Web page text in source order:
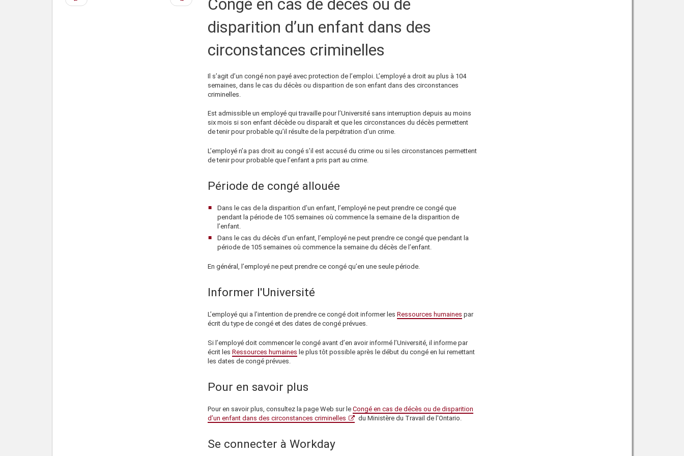
précédente
suivante
Congé en cas de décès ou de
disparition d’un enfant dans des
circonstances criminelles
Il s’agit d’un congé non payé avec protection de l’emploi. L’employé a droit au plus à 104
semaines, dans le cas du décès ou disparition de son enfant dans des circonstances
criminelles.
Est admissible un employé qui travaille pour l’Université sans interruption depuis au moins
six mois si son enfant décède ou disparaît et que les circonstances du décès permettent
de tenir pour probable qu’il résulte de la perpétration d’un crime.
L’employé n’a pas droit au congé s’il est accusé du crime ou si les circonstances permettent
de tenir pour probable que l’enfant a pris part au crime.
Période de congé allouée
Dans le cas de la disparition d’un enfant, l’employé ne peut prendre ce congé que
pendant la période de 105 semaines où commence la semaine de la disparition de
l’enfant.
Dans le cas du décès d’un enfant, l’employé ne peut prendre ce congé que pendant la
période de 105 semaines où commence la semaine du décès de l’enfant.
En général, l’employé ne peut prendre ce congé qu’en une seule période.
Informer l'Université
L’employé qui a l’intention de prendre ce congé doit informer les Ressources humaines par
écrit du type de congé et des dates de congé prévues.
Si l’employé doit commencer le congé avant d’en avoir informé l’Université, il informe par
écrit les Ressources humaines le plus tôt possible après le début du congé en lui remettant
les dates de congé prévues.
Pour en savoir plus
Pour en savoir plus, consultez la page Web sur le Congé en cas de décès ou de disparition
d’un enfant dans des circonstances criminelles
du Ministère du Travail de l'Ontario.
Se connecter à Workday